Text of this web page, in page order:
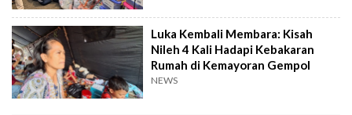
Luka Kembali Membara: Kisah
Nileh 4 Kali Hadapi Kebakaran
Rumah di Kemayoran Gempol
NEWS